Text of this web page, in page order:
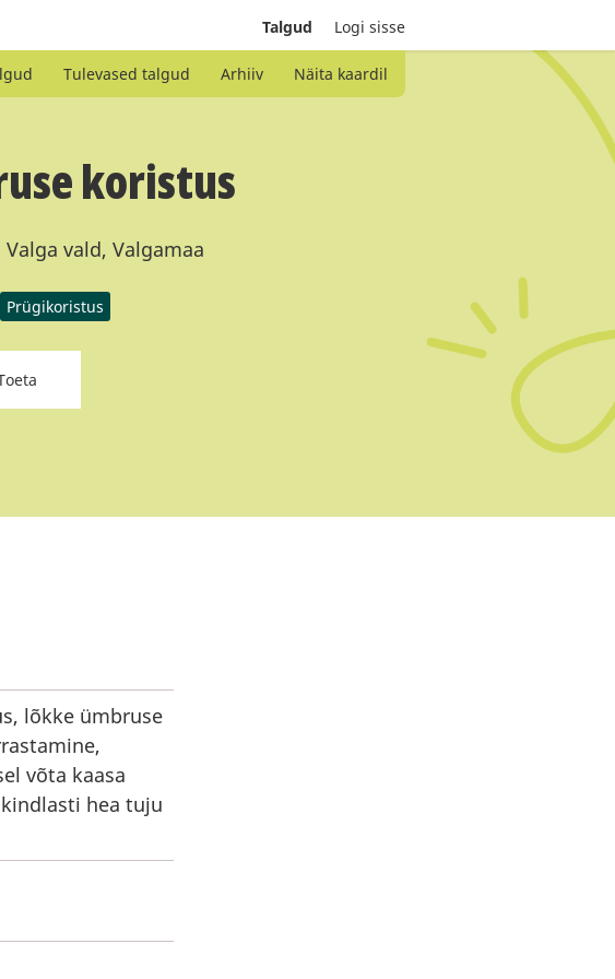
Talgud Logi sisse
Tulevased talgud Arhiiv Näita kaardil
koristus
vald, Valgamaa
Prügikoristus
lõkke ümbruse
võta kaasa
hea tuju